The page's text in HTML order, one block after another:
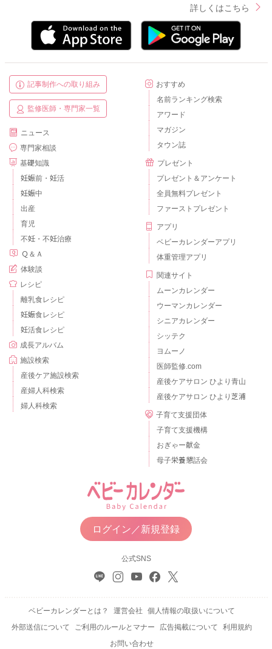
詳しくはこちら
記事制作への取り組み
監修医師・専門家一覧
ニュース
専門家相談
基礎知識
妊娠前・妊活
妊娠中
出産
育児
不妊・不妊治療
Ｑ＆Ａ
体験談
レシピ
離乳食レシピ
妊娠食レシピ
妊活食レシピ
成長アルバム
施設検索
産後ケア施設検索
産婦人科検索
婦人科検索
おすすめ
名前ランキング検索
アワード
マガジン
タウン誌
プレゼント
プレゼント＆アンケート
全員無料プレゼント
ファーストプレゼント
アプリ
ベビーカレンダーアプリ
体重管理アプリ
関連サイト
ムーンカレンダー
ウーマンカレンダー
シニアカレンダー
シッテク
ヨムーノ
医師監修.com
産後ケアサロン ひより青山
産後ケアサロン ひより芝浦
子育て支援団体
子育て支援機構
おぎゃー献金
母子栄養懇話会
ログイン／新規登録
公式SNS
ベビーカレンダーとは？ 運営会社
個人情報の取扱いについて
外部送信について
ご利用のルールとマナー 広告掲載について
利用規約
お問い合わせ